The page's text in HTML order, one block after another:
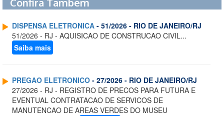
Confira Também
DISPENSA ELETRONICA - 51/2026 - RIO DE JANEIRO/RJ
51/2026 - RJ - AQUISICAO DE CONSTRUCAO CIVIL...
Saiba mais
PREGAO ELETRONICO - 27/2026 - RIO DE JANEIRO/RJ
27/2026 - RJ - REGISTRO DE PRECOS PARA FUTURA E
EVENTUAL CONTRATACAO DE SERVICOS DE
MANUTENCAO DE AREAS VERDES DO MUSEU